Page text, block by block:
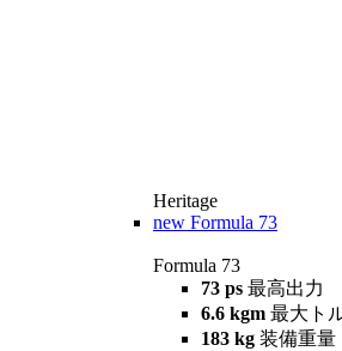
Heritage
new Formula 73
Formula 73
73 ps 最高出力
6.6 kgm 最大ト
183 kg 装備重量